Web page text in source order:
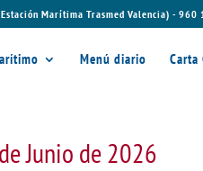
Marítima Trasmed Valencia) -
Menú diario Carta
Junio de 2026